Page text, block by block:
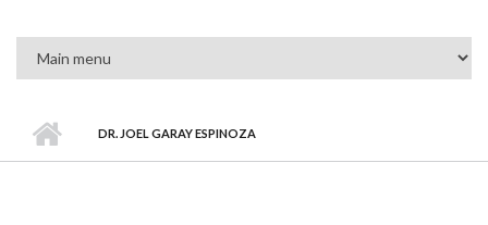
DR. JOEL GARAY ESPINOZA